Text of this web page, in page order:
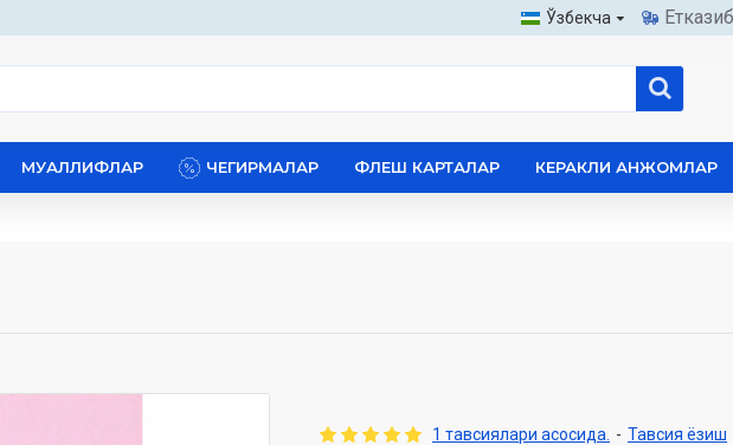
Ўзбекча
МУАЛЛИФЛАР ЧЕГИРМАЛАР ФЛЕШ КАРТАЛАР КЕРАКЛИ АНЖОМЛАР
1 тавсиялари асосида. - Тавсия ёзиш